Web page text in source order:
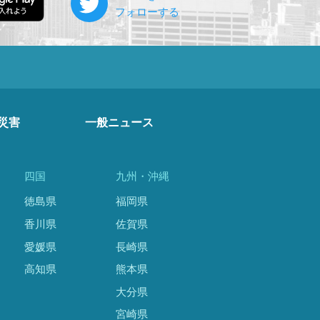
害 一般ニュース
四国
徳島県
香川県
愛媛県
高知県
九州・沖縄
福岡県
佐賀県
長崎県
熊本県
大分県
宮崎県